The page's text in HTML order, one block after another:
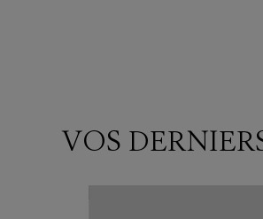
VOS